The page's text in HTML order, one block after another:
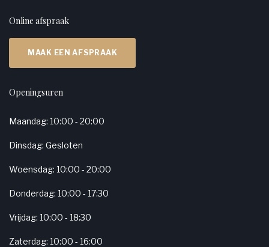
Online afspraak
MAAK EEN AFSPRAAK
Openingsuren
Maandag: 10:00 - 20:00
Dinsdag: Gesloten
Woensdag: 10:00 - 20:00
Donderdag: 10:00 - 17:30
Vrijdag: 10:00 - 18:30
Zaterdag: 10:00 - 16:00